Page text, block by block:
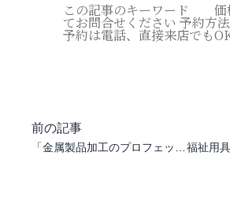
この記事のキーワード 価
てお問合せください 予約方
予約は電話、直接来店でも
前の記事
「金属製品加工のプロフェッショナル」